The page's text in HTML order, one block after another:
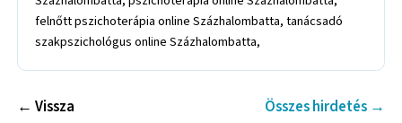
← Vissza Összes hirdetés →